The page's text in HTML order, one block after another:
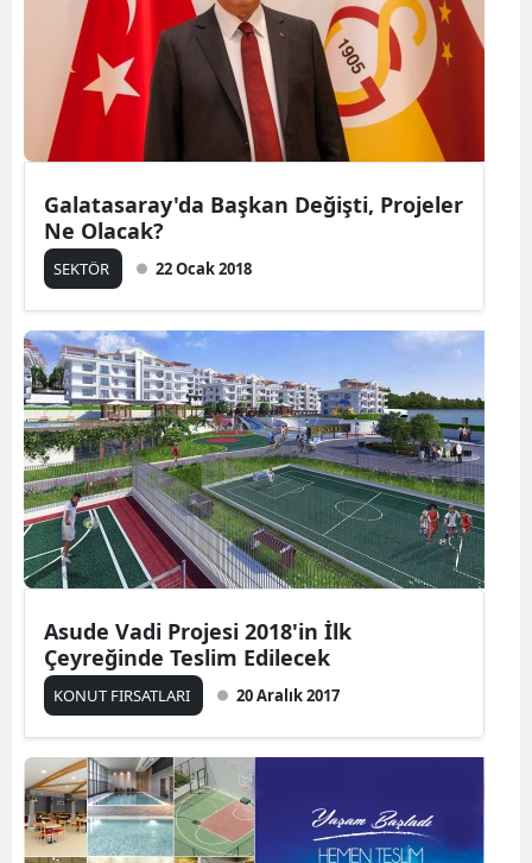
Galatasaray'da Başkan Değişti, Projeler
Ne Olacak?
SEKTÖR 22 Ocak 2018
Asude Vadi Projesi 2018'in İlk
Çeyreğinde Teslim Edilecek
KONUT FIRSATLARI 20 Aralık 2017